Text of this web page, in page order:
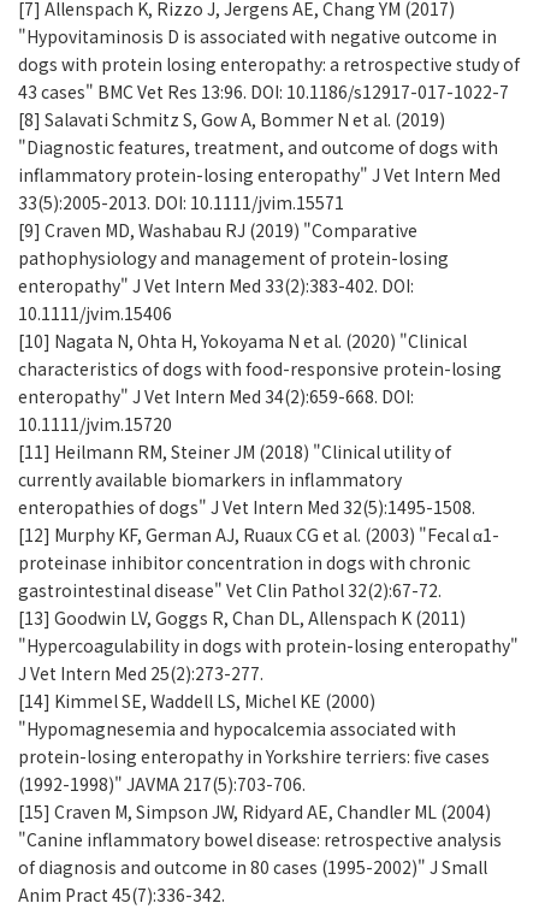
[7] Allenspach K, Rizzo J, Jergens AE, Chang YM (2017)
"Hypovitaminosis D is associated with negative outcome in
dogs with protein losing enteropathy: a retrospective study of
43 cases" BMC Vet Res 13:96. DOI: 10.1186/s12917-017-1022-7
[8] Salavati Schmitz S, Gow A, Bommer N et al. (2019)
"Diagnostic features, treatment, and outcome of dogs with
inflammatory protein-losing enteropathy" J Vet Intern Med
33(5):2005-2013. DOI: 10.1111/jvim.15571
[9] Craven MD, Washabau RJ (2019) "Comparative
pathophysiology and management of protein-losing
enteropathy" J Vet Intern Med 33(2):383-402. DOI:
10.1111/jvim.15406
[10] Nagata N, Ohta H, Yokoyama N et al. (2020) "Clinical
characteristics of dogs with food-responsive protein-losing
enteropathy" J Vet Intern Med 34(2):659-668. DOI:
10.1111/jvim.15720
[11] Heilmann RM, Steiner JM (2018) "Clinical utility of
currently available biomarkers in inflammatory
enteropathies of dogs" J Vet Intern Med 32(5):1495-1508.
[12] Murphy KF, German AJ, Ruaux CG et al. (2003) "Fecal α1-
proteinase inhibitor concentration in dogs with chronic
gastrointestinal disease" Vet Clin Pathol 32(2):67-72.
[13] Goodwin LV, Goggs R, Chan DL, Allenspach K (2011)
"Hypercoagulability in dogs with protein-losing enteropathy"
J Vet Intern Med 25(2):273-277.
[14] Kimmel SE, Waddell LS, Michel KE (2000)
"Hypomagnesemia and hypocalcemia associated with
protein-losing enteropathy in Yorkshire terriers: five cases
(1992-1998)" JAVMA 217(5):703-706.
[15] Craven M, Simpson JW, Ridyard AE, Chandler ML (2004)
"Canine inflammatory bowel disease: retrospective analysis
of diagnosis and outcome in 80 cases (1995-2002)" J Small
Anim Pract 45(7):336-342.